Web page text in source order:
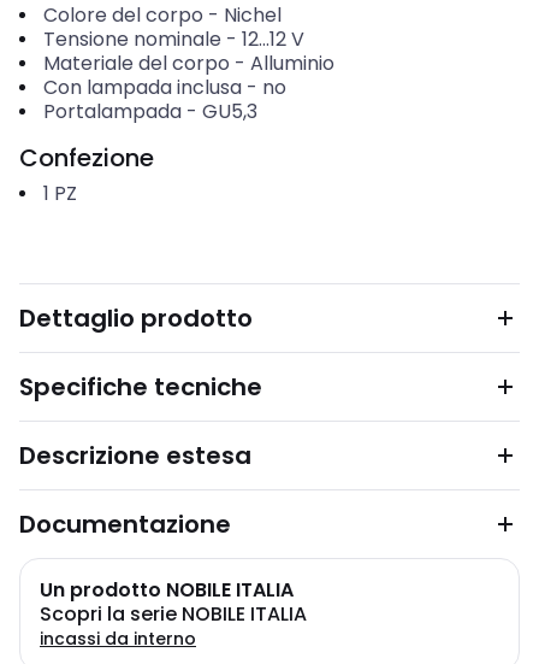
Colore del corpo - Nichel
Tensione nominale - 12...12V
Materiale del corpo - Alluminio
Con lampada inclusa- no
Portalampada- GU5,3
Confezione
1 PZ
Dettaglio prodotto
Specifiche tecniche
Descrizione estesa
Documentazione
Un prodotto NOBILE ITALIA
Scopri la serie NOBILE ITALIA
incassi da interno